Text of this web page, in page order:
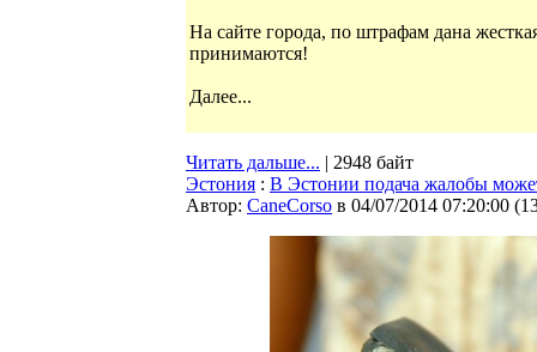
На сайте города, по штрафам дана
принимаются!
Далее...
Читать дальше... | 2948 байт
Эстония : В Эстонии подача жалобы
Автор: CaneCorso в 04/07/2014 07:20:00 (